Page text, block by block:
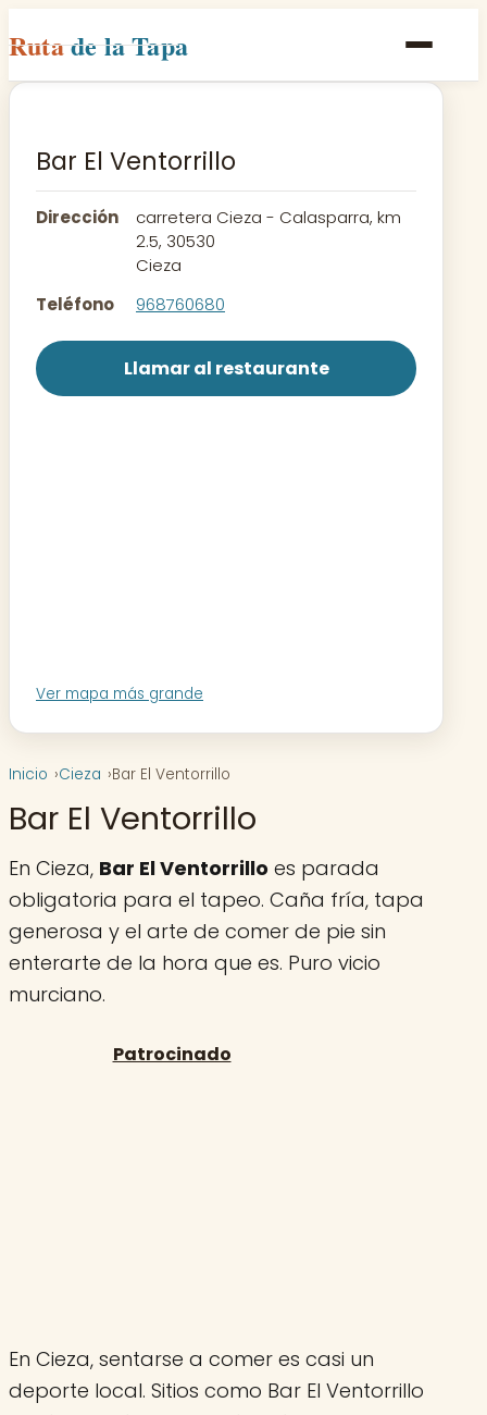
Rutade la Tapa
Inicio
Rutas
Contacto
Bar El Ventorrillo
Dirección
carretera Cieza - Calasparra, km
2.5, 30530
Cieza
Teléfono
968760680
Llamar al restaurante
Ver mapa más grande
Inicio Cieza Bar El Ventorrillo
Bar El Ventorrillo
En Cieza, Bar El Ventorrillo es parada
obligatoria para el tapeo. Caña fría, tapa
generosa y el arte de comer de pie sin
enterarte de la hora que es. Puro vicio
murciano.
En Cieza, sentarse a comer es casi un
deporte local. Sitios como Bar El Ventorrillo